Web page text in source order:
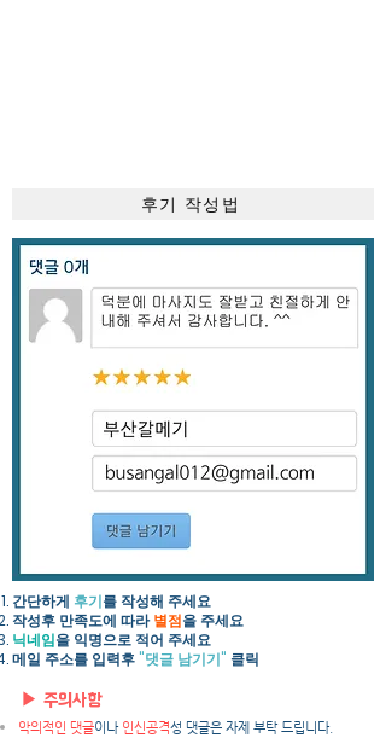
후기 작성법
간단하게 후기를 작성해 주세요​
작성후 만족도에 따라별점을 주세요
닉네임을 익명으로 적어 주세요
​메일 주소를 입력후"댓글 남기기" 클릭
▶ 주의사항
악의적인 댓글이나인신공격성 댓글은 자제 부탁 드립니다.